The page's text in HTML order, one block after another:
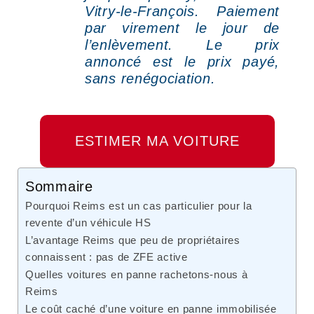
Vitry-le-François. Paiement
par virement le jour de
l’enlèvement. Le prix
annoncé est le prix payé,
sans renégociation.
ESTIMER MA VOITURE
Sommaire
Pourquoi Reims est un cas particulier pour la
revente d’un véhicule HS
L’avantage Reims que peu de propriétaires
connaissent : pas de ZFE active
Quelles voitures en panne rachetons-nous à
Reims
Le coût caché d’une voiture en panne immobilisée